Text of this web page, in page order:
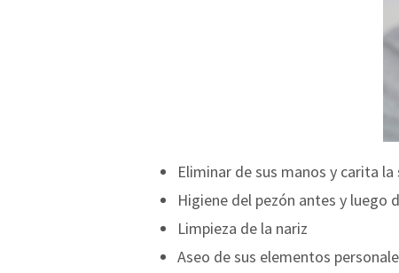
Eliminar de sus manos y carita
Higiene del pezón antes y luego
Limpieza de la nariz
Aseo de sus elementos